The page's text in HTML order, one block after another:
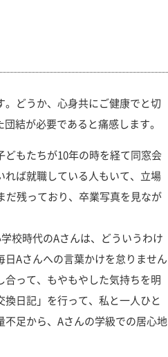
どうか、心身共にご健康でと切
結が必要であると痛感します。
もたちが10年の時を経て同窓会
れば就職している人もいて、立場
だ残っており、卒業写真を見なが
校時代のAさんは、どういうわけ
Aさんへの言葉かけを怠りません
って、もやもやした気持ちを明
日記」を行って、私と一人ひと
不足から、Aさんの学級での居心地